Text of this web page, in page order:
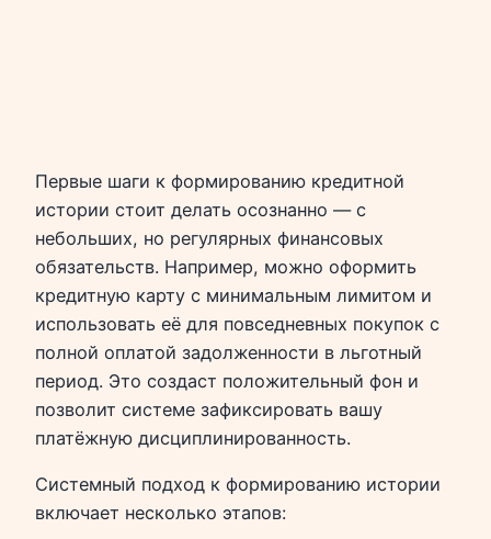
Первые шаги к формированию кредитной
истории стоит делать осознанно — с
небольших, но регулярных финансовых
обязательств. Например, можно оформить
кредитную карту с минимальным лимитом и
использовать её для повседневных покупок с
полной оплатой задолженности в льготный
период. Это создаст положительный фон и
позволит системе зафиксировать вашу
платёжную дисциплинированность.
Системный подход к формированию истории
включает несколько этапов: